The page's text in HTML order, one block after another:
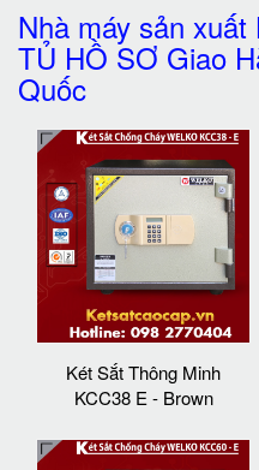
Nhà máy sản
TỦ HỒ SƠ Giao
Quốc
Két Sắt Thông Minh
KCC38 E - Brown